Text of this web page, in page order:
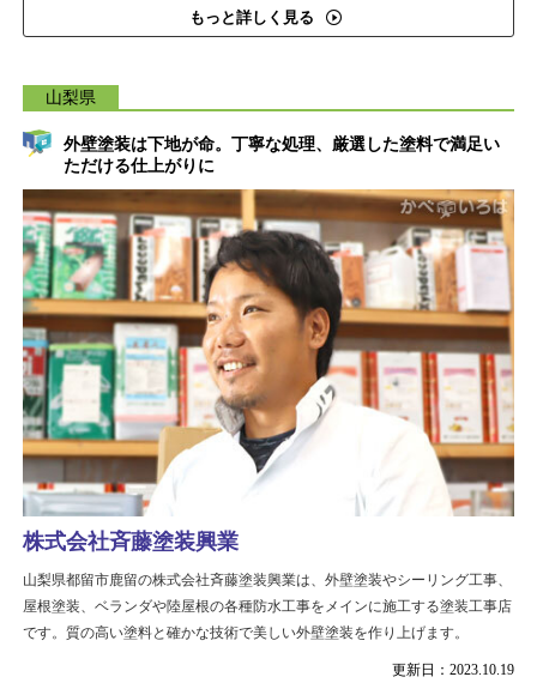
もっと詳しく見る
山梨県
外壁塗装は下地が命。丁寧な処理、厳選した塗料で満足い
ただける仕上がりに
更新日：2023.10.19
株式会社斉藤塗装興業
山梨県都留市鹿留の株式会社斉藤塗装興業は、外壁塗装やシーリング工事、
屋根塗装、ベランダや陸屋根の各種防水工事をメインに施工する塗装工事店
です。質の高い塗料と確かな技術で美しい外壁塗装を作り上げます。